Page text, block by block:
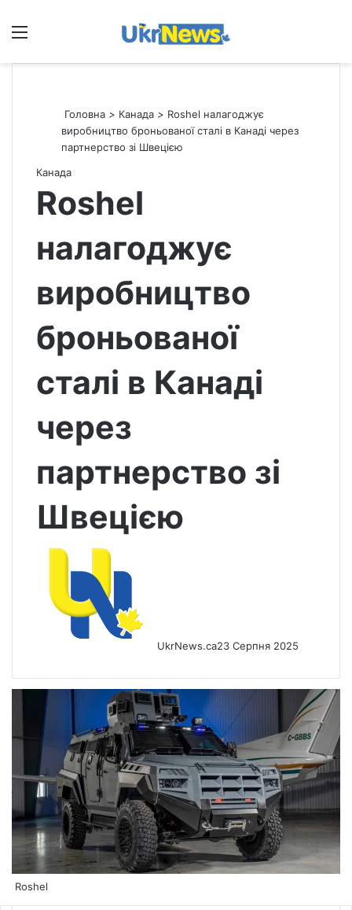
Меню
Головна > Канада > Roshel налагоджує
виробництво броньованої сталі в Канаді через
партнерство зі Швецією
Канада
Roshel
налагоджує
виробництво
броньованої
сталі в Канаді
через
партнерство зі
Швецією
UkrNews.ca23 Серпня 2025
Roshel